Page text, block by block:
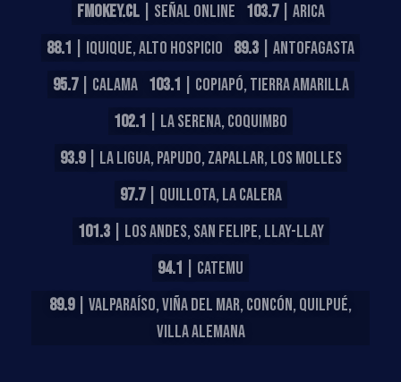
FMOKEY.CL| SEÑAL ONLINE 103.7| ARICA
88.1 | IQUIQUE, ALTO HOSPICIO 89.3 | ANTOFAGASTA
95.7| CALAMA 103.1 | COPIAPÓ, TIERRA AMARILLA
102.1 | LA SERENA, COQUIMBO
93.9| LA LIGUA, PAPUDO, ZAPALLAR, LOS MOLLES
97.7| QUILLOTA, LA CALERA
101.3| LOS ANDES, SAN FELIPE, LLAY-LLAY
94.1 | CATEMU
89.9| VALPARAÍSO, VIÑA DEL MAR, CONCÓN, QUILPUÉ,
VILLA ALEMANA